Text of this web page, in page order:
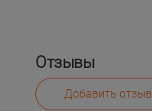
Отзывы
Добавить отзыв